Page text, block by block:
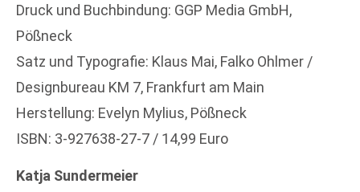
Druck und Buchbindung: GGP Media GmbH,
Pößneck
Satz und Typografie: Klaus Mai, Falko Ohlmer /
Designbureau KM 7, Frankfurt am Main
Herstellung: Evelyn Mylius, Pößneck
ISBN: 3-927638-27-7 / 14,99 Euro
Katja Sundermeier